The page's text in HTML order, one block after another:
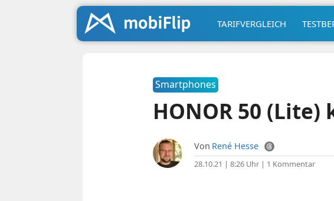
TARIFVERGLEICH
Smartphones
HONOR 50
Von René Hesse
28.10.21 | 8:26 Uhr| 1 Kommentar